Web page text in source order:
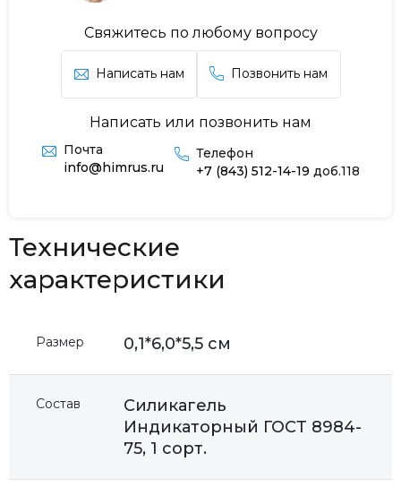
Свяжитесь по любому вопросу
Написать нам Позвонить нам
Написать или позвонить нам
Почта
info@himrus.ru
Телефон
+7 (843) 512-14-19 доб.118
Технические
характеристики
Размер 0,1*6,0*5,5 см
Состав
Силикагель
Индикаторный ГОСТ 8984-
75, 1 сорт.